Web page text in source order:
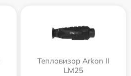
Тепловизор Arkon II
LM25